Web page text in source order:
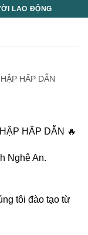
LAO ĐỘNG
HẤP DẪN
HẤP DẪN 🔥
Nghệ An.
tôi đào tạo từ